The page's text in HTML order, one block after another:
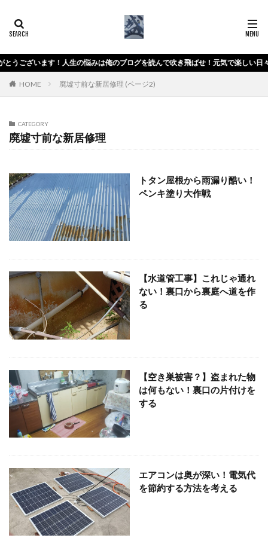
の悩みは俺のブログを読んで吹き飛ばせ！元気で楽しい日々を過ごしましょう♪
HOME 廃墟寸前な新居修理 (ページ2)
CATEGORY
廃墟寸前な新居修理
トタン屋根から雨漏り酷い！
ペンキ塗り大作戦
【水道管工事】これじゃ通れ
ない！裏口から裏庭へ道を作
る
【空き巣被害？】盗まれた物
は何もない！裏口の片付けを
する
エアコンは奥が深い！電気代
を節約する方法を考える